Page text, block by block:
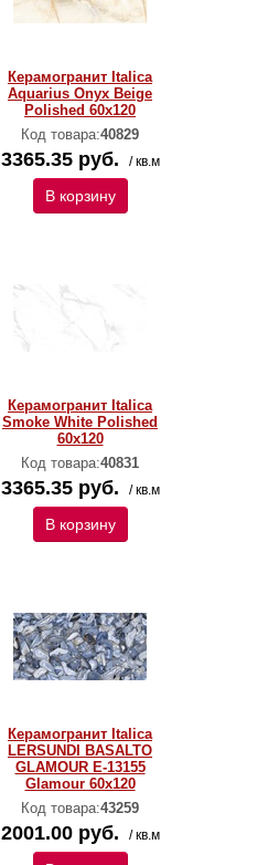
Керамогранит Italica
Aquarius Onyx Beige
Polished 60х120
Код товара:40829
3365.35 руб. / кв.м
В корзину
Керамогранит Italica
Smoke White Polished
60х120
Код товара:40831
3365.35 руб. / кв.м
В корзину
Керамогранит Italica
LERSUNDI BASALTO
GLAMOUR E-13155
Glamour 60х120
Код товара:43259
2001.00 руб. / кв.м